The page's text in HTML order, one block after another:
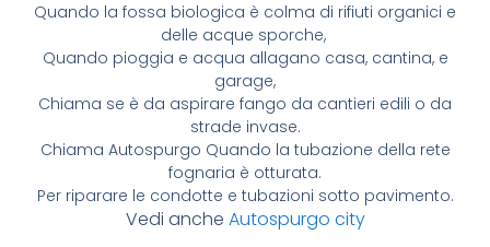
Quando la fossa biologica è colma di rifiuti organici e
delle acque sporche,
Quando pioggia e acqua allagano casa, cantina, e
garage,
Chiama se è da aspirare fango da cantieri edili o da
strade invase.
Chiama Autospurgo Quando la tubazione della rete
fognaria è otturata.
Per riparare le condotte e tubazioni sotto pavimento.
Vedi anche Autospurgo city